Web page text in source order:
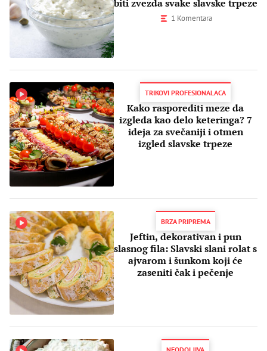
biti zvezda svake slavske trpeze
1 Komentara
TRIKOVI PROFESIONALACA
Kako rasporediti meze da
izgleda kao delo keteringa? 7
ideja za svečaniji i otmen
izgled slavske trpeze
BRZA PRIPREMA
Jeftin, dekorativan i pun
slasnog fila: Slavski slani rolat s
ajvarom i šunkom koji će
zaseniti čak i pečenje